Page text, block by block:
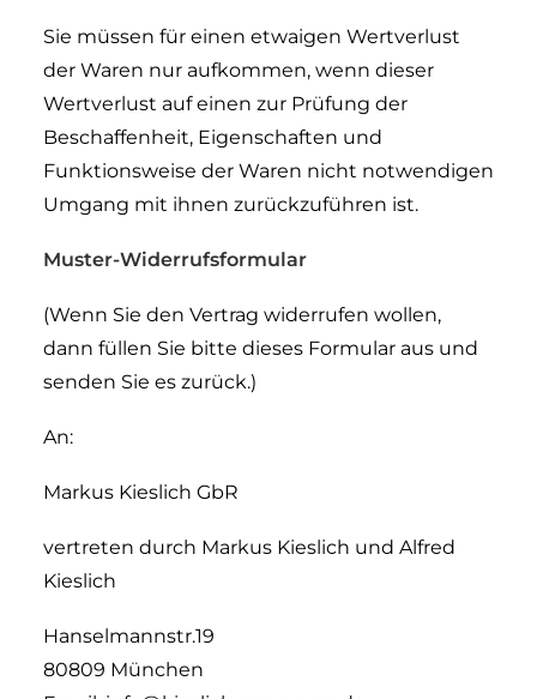
Sie müssen für einen etwaigen Wertverlust
der Waren nur aufkommen, wenn dieser
Wertverlust auf einen zur Prüfung der
Beschaffenheit, Eigenschaften und
Funktionsweise der Waren nicht notwendigen
Umgang mit ihnen zurückzuführen ist.
Muster-Widerrufsformular
(Wenn Sie den Vertrag widerrufen wollen,
dann füllen Sie bitte dieses Formular aus und
senden Sie es zurück.)
An:
Markus Kieslich GbR
vertreten durch Markus Kieslich und Alfred
Kieslich
Hanselmannstr.19
80809 München